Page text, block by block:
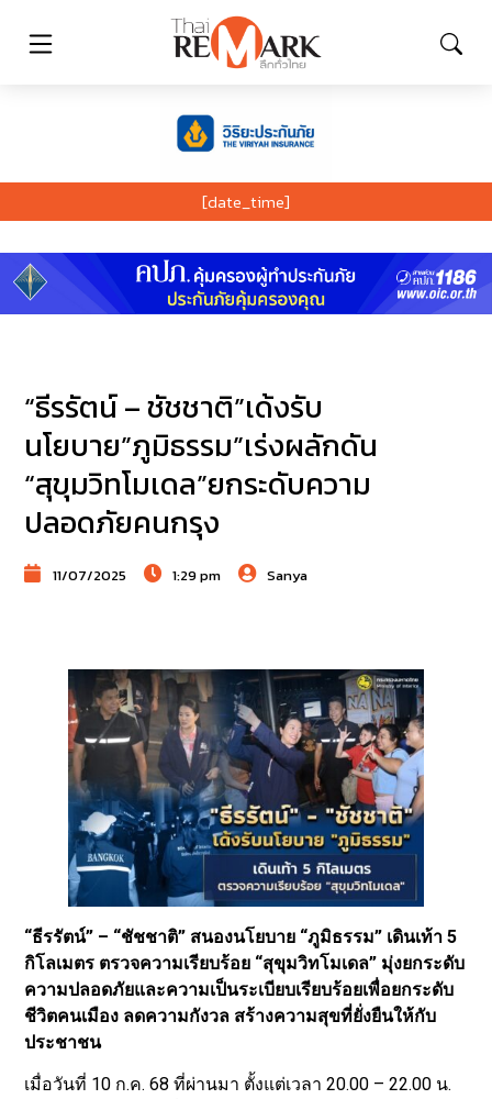
[date_time]
“ธีรรัตน์ – ชัชชาติ”เด้งรับ
นโยบาย”ภูมิธรรม”เร่งผลักดัน
“สุขุมวิทโมเดล”ยกระดับความ
ปลอดภัยคนกรุง
11/07/2025 1:29 pm Sanya
“ธีรรัตน์” – “ชัชชาติ” สนองนโยบาย “ภูมิธรรม” เดินเท้า 5
กิโลเมตร ตรวจความเรียบร้อย “สุขุมวิทโมเดล” มุ่งยกระดับ
ความปลอดภัยและความเป็นระเบียบเรียบร้อยเพื่อยกระดับ
ชีวิตคนเมือง ลดความกังวล สร้างความสุขที่ยั่งยืนให้กับ
ประชาชน
เมื่อวันที่ 10 ก.ค. 68 ที่ผ่านมา ตั้งแต่เวลา 20.00 – 22.00 น.